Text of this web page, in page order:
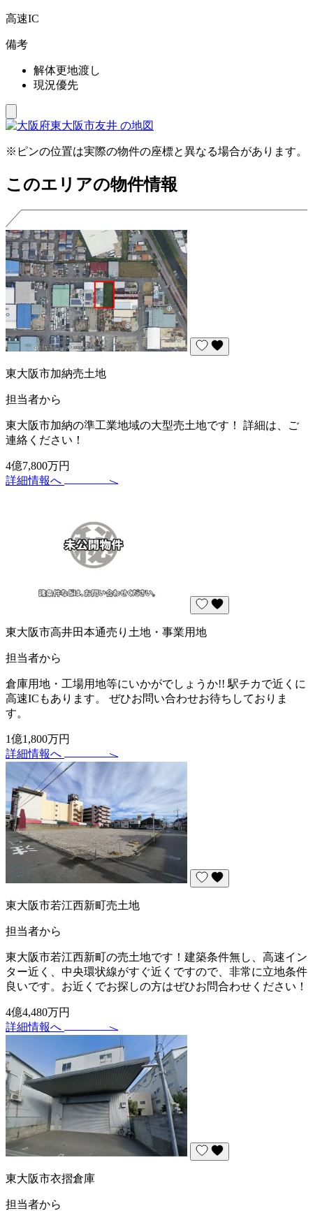
高速IC
備考
解体更地渡し
現況優先
※ピンの位置は実際の物件の座標と異なる場合があります。
このエリアの物件情報
東大阪市加納売土地
担当者から
東大阪市加納の準工業地域の大型売土地です！ 詳細は、ご
連絡ください！
4億7,800万円
詳細情報へ
東大阪市高井田本通売り土地・事業用地
担当者から
倉庫用地・工場用地等にいかがでしょうか!! 駅チカで近くに
高速ICもあります。 ぜひお問い合わせお待ちしておりま
す。
1億1,800万円
詳細情報へ
東大阪市若江西新町売土地
担当者から
東大阪市若江西新町の売土地です！建築条件無し、高速イン
ター近く、中央環状線がすぐ近くですので、非常に立地条件
良いです。お近くでお探しの方はぜひお問合わせください！
4億4,480万円
詳細情報へ
東大阪市衣摺倉庫
担当者から